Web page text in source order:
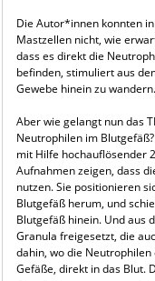
Die Autor*innen konnten
Mastzellen nicht, wie
dass es direkt die
befinden, stimuliert aus
Gewebe hinein zu wandern.
Aber wie gelangt nun das
Neutrophilen im
mit Hilfe hochauflösender
Aufnahmen zeigen, dass
nutzen. Sie positionieren
Blutgefäß herum, und
Blutgefäß hinein. Und aus
Granula freigesetzt, die
dahin, wo die Neutrophilen
Gefäße, direkt in das Blut.